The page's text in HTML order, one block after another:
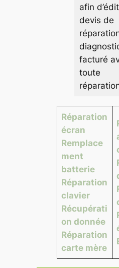
afin
devis de
facturé
toute
Réparation
écran
Remplace
ment
batterie
Réparation
clavier
Récupérati
on donnée
Réparation
carte mère